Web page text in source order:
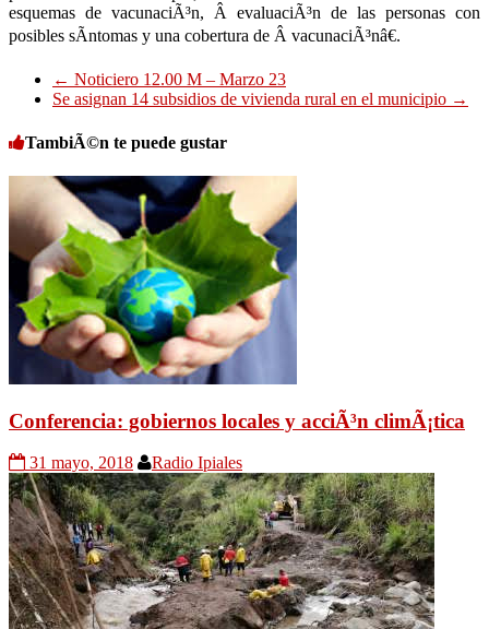
esquemas de vacunaciÃ³n, Â evaluaciÃ³n de las personas con
posibles sÃ­ntomas y una cobertura de Â vacunaciÃ³nâ€.
← Noticiero 12.00 M – Marzo 23
Se asignan 14 subsidios de vivienda rural en el municipio →
TambiÃ©n te puede gustar
Conferencia: gobiernos locales y acciÃ³n climÃ¡tica
31 mayo, 2018 Radio Ipiales